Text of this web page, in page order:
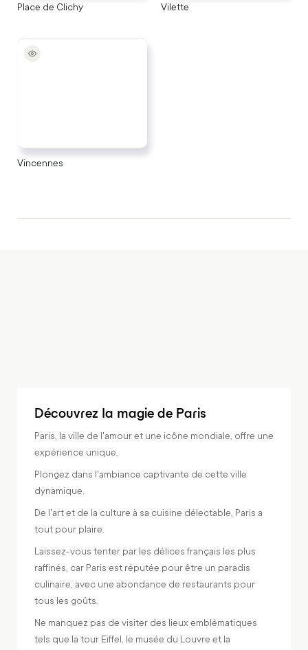
Place de Clichy Vilette
Vincennes
Découvrez la magie de Paris
Paris, la ville de l'amour et une icône mondiale, offre une
expérience unique.
Plongez dans l'ambiance captivante de cette ville
dynamique.
De l'art et de la culture à sa cuisine délectable, Paris a
tout pour plaire.
Laissez-vous tenter par les délices français les plus
raffinés, car Paris est réputée pour être un paradis
culinaire, avec une abondance de restaurants pour
tous les goûts.
Ne manquez pas de visiter des lieux emblématiques
tels que la tour Eiffel, le musée du Louvre et la